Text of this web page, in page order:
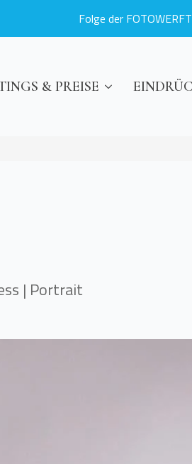
Folge der
& PREISE
| Portrait